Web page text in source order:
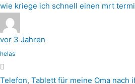
wie kriege ich schnell einen mrt
vor 3 Jahren
helas
Telefon, Tablett für meine Oma nach